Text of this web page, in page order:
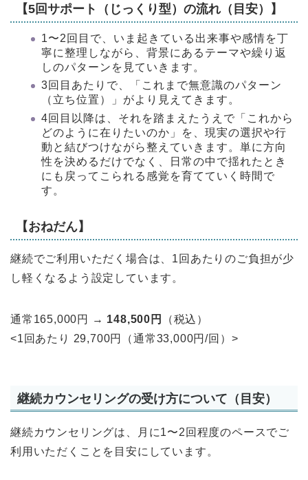
【5回サポート（じっくり型）の流れ（目安）】
1〜2回目で、いま起きている出来事や感情を丁
寧に整理しながら、背景にあるテーマや繰り返
しのパターンを見ていきます。
3回目あたりで、「これまで無意識のパターン
（立ち位置）」がより見えてきます。
4回目以降は、それを踏まえたうえで「これから
どのように在りたいのか」を、現実の選択や行
動と結びつけながら整えていきます。単に方向
性を決めるだけでなく、日常の中で揺れたとき
にも戻ってこられる感覚を育てていく時間で
す。
【おねだん】
継続でご利用いただく場合は、1回あたりのご負担が少
し軽くなるよう設定しています。
通常 165,000円 → 148,500 円
（税込）
<1回あたり 29,700円（通常33,000円/回）>
継続カウンセリングの受け方について（目安）
継続カウンセリングは、月に1〜2回程度のペースでご
利用いただくことを目安にしています。